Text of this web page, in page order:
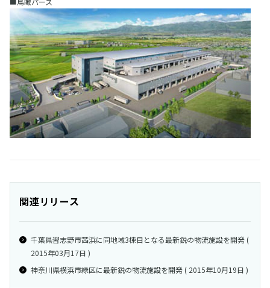
関連リリース
千葉県習志野市茜浜に同地域3棟目となる最新鋭の物流施設を開発 (
2015年03月17日 )
神奈川県横浜市緑区に最新鋭の物流施設を開発 ( 2015年10月19日 )